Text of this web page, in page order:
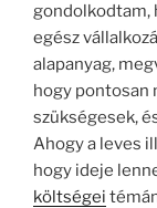
gondolkodtam,
egész
alapanyag,
hogy pontosan
szükségesek,
Ahogy a leves
hogy ideje
költségei